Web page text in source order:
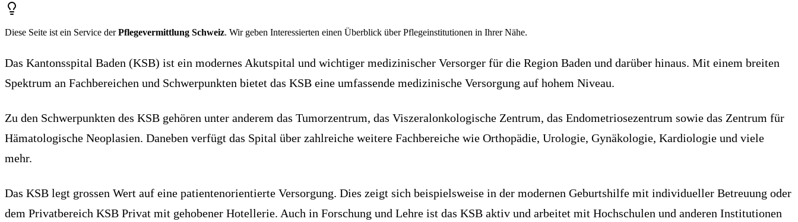
Diese Seite ist ein Service derPflegevermittlung Schweiz. Wir geben Interessierten einen Überblick über Pflegeinstitutionen in Ihrer Nähe.
Das Kantonsspital Baden (KSB) ist ein modernes Akutspital und wichtiger medizinischer Versorger für die Region Baden und darüber hinaus. Mit einem breiten
Spektrum an Fachbereichen und Schwerpunkten bietet das KSB eine umfassende medizinische Versorgung auf hohem Niveau.
Zu den Schwerpunkten des KSB gehören unter anderem das Tumorzentrum, das Viszeralonkologische Zentrum, das Endometriosezentrum sowie das Zentrum für
Hämatologische Neoplasien. Daneben verfügt das Spital über zahlreiche weitere Fachbereiche wie Orthopädie, Urologie, Gynäkologie, Kardiologie und viele
mehr.
Das KSB legt grossen Wert auf eine patientenorientierte Versorgung. Dies zeigt sich beispielsweise in der modernen Geburtshilfe mit individueller Betreuung oder
dem Privatbereich KSB Privat mit gehobener Hotellerie. Auch in Forschung und Lehre ist das KSB aktiv und arbeitet mit Hochschulen und anderen Institutionen